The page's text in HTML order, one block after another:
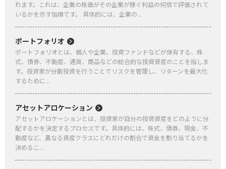
れます。これは、企業の株価がその企業が稼ぐ利益の何倍で評価されて
いるかを示す指標です。 具体的には、企業の...
ポートフォリオ
ポートフォリオとは、個人や企業、投資ファンドなどが保有する、株
式、債券、不動産、通貨、商品などの総合的な投資資産のことを指しま
す。投資家が分散投資を行うことでリスクを管理し、リターンを最大化
するために...
アセットアロケーション
アセットアロケーションとは、投資家が自分の投資資産をどのように分
配するかを決定するプロセスです。具体的には、株式、債券、現金、不
動産など、異なる資産クラスにどれだけの割合で資金を割り当てるかを
決めるこ...